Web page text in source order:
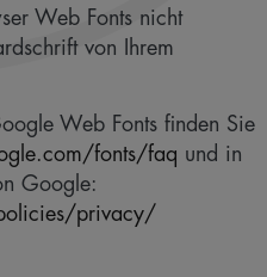
Web Fonts nicht
von Ihrem
Web Fonts finden Sie
fonts/faq und in
Google:
privacy/